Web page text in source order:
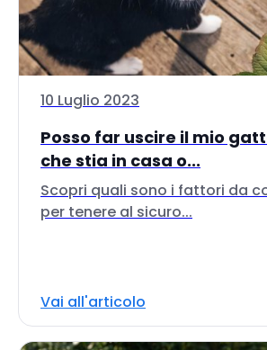
10 Luglio 2023
Posso far uscire il mio
che stia in casa o...
Scopri quali sono i fattori da
per tenere al sicuro...
Vai all'articolo